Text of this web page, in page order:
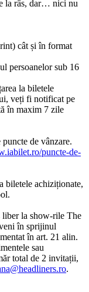
la râs, dar… nici nu
cât și în format
persoanelor sub 16
la biletele
veți fi notificat pe
în maxim 7 zile
de vânzare.
puncte-de-
biletele achiziționate,
liber la show-rile The
în sprijinul
în art. 21 alin.
sau
total de 2 invitații,
.